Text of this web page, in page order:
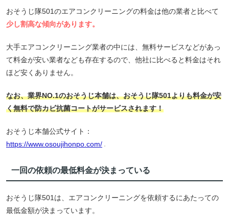
おそうじ隊501のエアコンクリーニングの料金は他の業者と比べて
少し割高な傾向があります。
大手エアコンクリーニング業者の中には、無料サービスなどがあっ
て料金が安い業者なども存在するので、他社に比べると料金はそれ
ほど安くありません。
なお、業界NO.1のおそうじ本舗は、おそうじ隊501よりも料金が安
く無料で防カビ抗菌コートがサービスされます！
おそうじ本舗公式サイト：
https://www.osoujihonpo.com/
一回の依頼の最低料金が決まっている
おそうじ隊501は、エアコンクリーニングを依頼するにあたっての
最低金額が決まっています。